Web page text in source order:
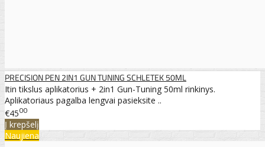
PRECISION PEN 2IN1 GUN TUNING SCHLETEK 50ML
Itin tikslus aplikatorius + 2in1 Gun-Tuning 50ml rinkinys.
Aplikatoriaus pagalba lengvai pasieksite ..
€4500
Į krepšelį
Naujiena